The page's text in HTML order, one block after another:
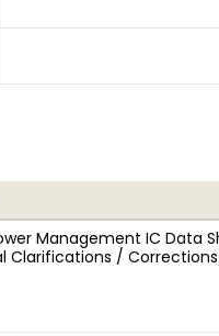
Management IC Data
Clarifications /